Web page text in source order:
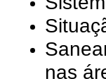
nas